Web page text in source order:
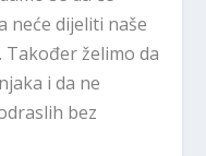
neće dijeliti naše
Također želimo da
i da ne
bez